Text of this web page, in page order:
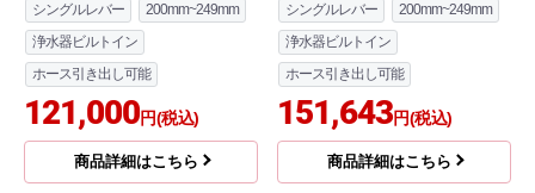
シングルレバー
200mm~249mm
浄水器ビルトイン
ホース引き出し可能
121,000円(税込)
商品詳細はこちら
シングルレバー
200mm~249mm
浄水器ビルトイン
ホース引き出し可能
151,643円(税込)
商品詳細はこちら